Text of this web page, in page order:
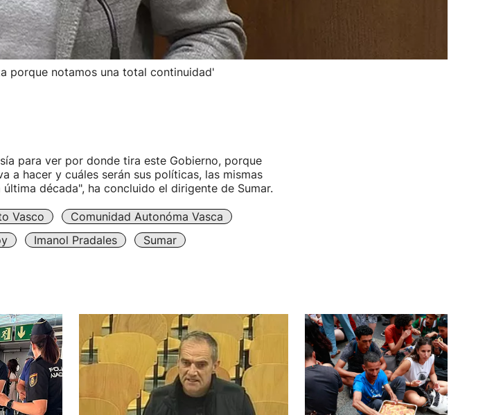
porque notamos una total continuidad'
para ver por donde tira este Gobierno, porque
a hacer y cuáles serán sus políticas, las mismas
década", ha concluido el dirigente de Sumar.
Vasco
Comunidad Autonóma Vasca
Imanol Pradales Sumar